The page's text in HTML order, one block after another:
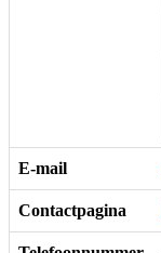
E-mail
Contactpagina